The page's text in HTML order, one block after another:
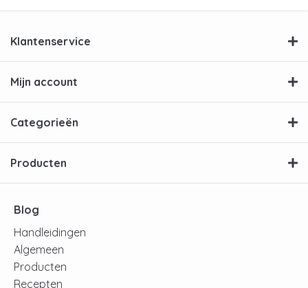
Klantenservice
Mijn account
Categorieën
Producten
Blog
Handleidingen
Algemeen
Producten
Recepten